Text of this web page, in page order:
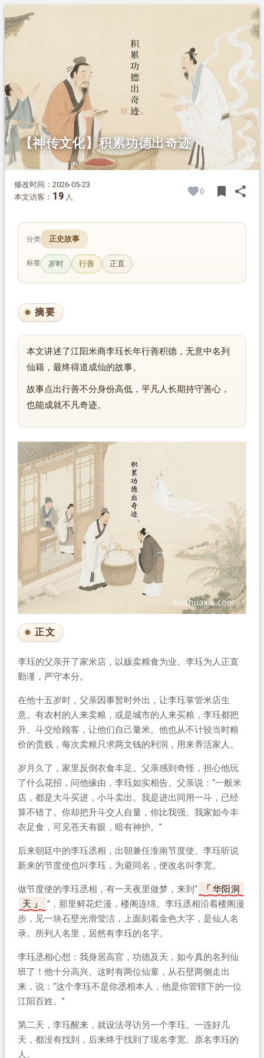
摘要
2.正文
【神传文化】积累功德出奇迹
修改时间：2026-05-23
本文访客： 19 人
0 bookmark share
分类 正史故事
标签 岁时 行善 正直
摘要
本文讲述了江阳米商李珏长年行善积德，无意中名列
仙籍，最终得道成仙的故事。
故事点出行善不分身份高低，平凡人长期持守善心，
也能成就不凡奇迹。
正文
李珏的父亲开了家米店，以贩卖粮食为业。李珏为人正直
勤谨，严守本分。
在他十五岁时，父亲因事暂时外出，让李珏掌管米店生
意。有农村的人来卖粮，或是城市的人来买粮，李珏都把
升、斗交给顾客，让他们自己量米。他也从不计较当时粮
价的贵贱，每次卖粮只求两文钱的利润，用来养活家人。
岁月久了，家里反倒衣食丰足。父亲感到奇怪，担心他玩
了什么花招，问他缘由，李珏如实相告。父亲说：“一般米
店，都是大斗买进，小斗卖出。我是进出同用一斗，已经
算不错了。你却把升斗交人自量，你比我强。我家如今丰
衣足食，可见苍天有眼，暗有神护。”
后来朝廷中的李珏丞相，出朝兼任淮南节度使。李珏听说
新来的节度使也叫李珏，为避同名，便改名叫李宽。
做节度使的李珏丞相，有一天夜里做梦，来到“
华阳洞
天
”，那里鲜花烂漫，楼阁连绵。李珏丞相沿着楼阁漫
步，见一块石壁光滑莹洁，上面刻着金色大字，是仙人名
录。所列人名里，居然有李珏的名字。
李珏丞相心想：我身居高官，功德及天，如今真的名列仙
班了！他十分高兴。这时有两位仙童，从石壁两侧走出
来，说：“这个李珏不是你丞相本人，他是你管辖下的一位
江阳百姓。”
第二天，李珏醒来，就设法寻访另一个李珏。一连好几
天，都没有找到，后来终于找到了现名李宽、原名李珏的
人。